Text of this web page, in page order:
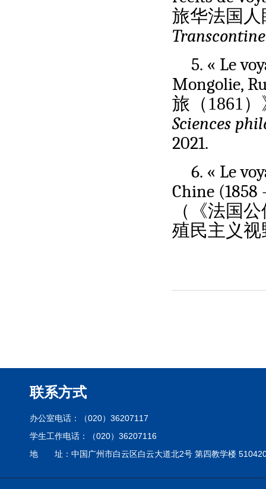
旅华法国
5. « Le
Mongolie,
旅（1861
Sciences
2021.
6. « Le
Chine (1858
（《法国
殖民主义
联系方式
办公室电话：（020）36207117
学生工作电话：（020）36207116
地 址：中国广州市白云区白云大道北2号 第四教学楼